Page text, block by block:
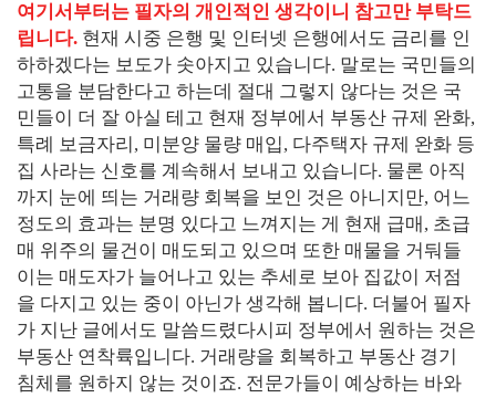
여기서부터는 필자의 개인적인 생각이니 참고만 부탁드
립니다. 현재 시중 은행 및 인터넷 은행에서도 금리를 인
하하겠다는 보도가 솟아지고 있습니다. 말로는 국민들의
고통을 분담한다고 하는데 절대 그렇지 않다는 것은 국
민들이 더 잘 아실 테고 현재 정부에서 부동산 규제 완화,
특례 보금자리, 미분양 물량 매입, 다주택자 규제 완화 등
집 사라는 신호를 계속해서 보내고 있습니다. 물론 아직
까지 눈에 띄는 거래량 회복을 보인 것은 아니지만, 어느
정도의 효과는 분명 있다고 느껴지는 게 현재 급매, 초급
매 위주의 물건이 매도되고 있으며 또한 매물을 거둬들
이는 매도자가 늘어나고 있는 추세로 보아 집값이 저점
을 다지고 있는 중이 아닌가 생각해 봅니다. 더불어 필자
가 지난 글에서도 말씀드렸다시피 정부에서 원하는 것은
부동산 연착륙입니다. 거래량을 회복하고 부동산 경기
침체를 원하지 않는 것이죠. 전문가들이 예상하는 바와